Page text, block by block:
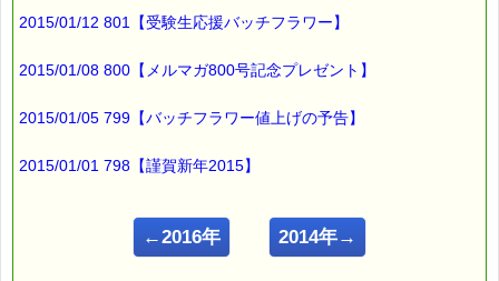
2015/01/12 801【受験生応援バッチフラワー】
2015/01/08 800【メルマガ800号記念プレゼント】
2015/01/05 799【バッチフラワー値上げの予告】
2015/01/01 798【謹賀新年2015】
←2016年 2014年→